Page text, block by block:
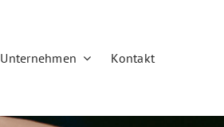
Unternehmen Kontakt